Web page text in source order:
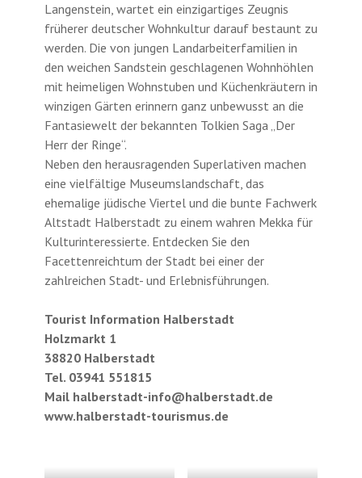
Langenstein, wartet ein einzigartiges Zeugnis
früherer deutscher Wohnkultur darauf bestaunt zu
werden. Die von jungen Landarbeiterfamilien in
den weichen Sandstein geschlagenen Wohnhöhlen
mit heimeligen Wohnstuben und Küchenkräutern in
winzigen Gärten erinnern ganz unbewusst an die
Fantasiewelt der bekannten Tolkien Saga „Der
Herr der Ringe“.
Neben den herausragenden Superlativen machen
eine vielfältige Museumslandschaft, das
ehemalige jüdische Viertel und die bunte Fachwerk
Altstadt Halberstadt zu einem wahren Mekka für
Kulturinteressierte. Entdecken Sie den
Facettenreichtum der Stadt bei einer der
zahlreichen Stadt- und Erlebnisführungen.
Tourist Information Halberstadt
Holzmarkt 1
38820 Halberstadt
Tel. 03941 551815
Mail halberstadt-info@halberstadt.de
www.halberstadt-tourismus.de